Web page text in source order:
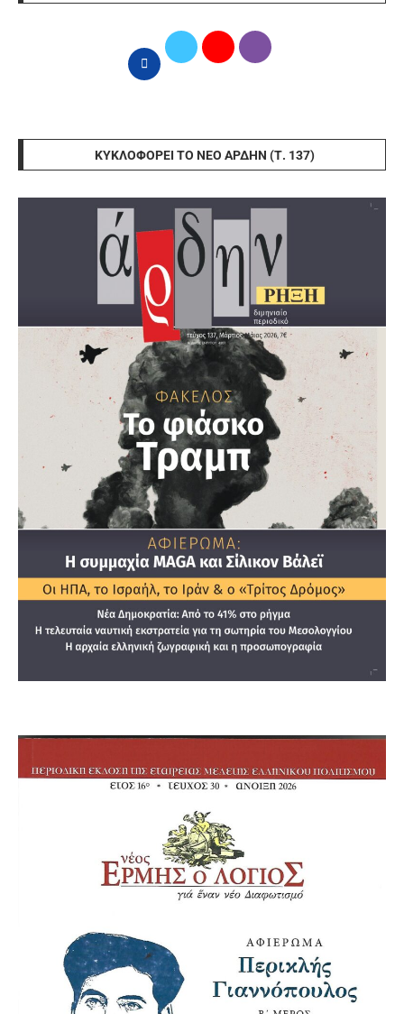
ΚΥΚΛΟΦΟΡΕΊ ΤΟ ΝΈΟ ΆΡΔΗΝ (Τ. 137)